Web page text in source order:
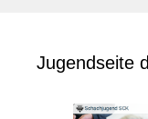
Jugendseite